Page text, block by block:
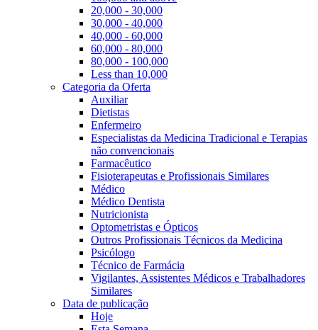
20,000 - 30,000
30,000 - 40,000
40,000 - 60,000
60,000 - 80,000
80,000 - 100,000
Less than 10,000
Categoria da Oferta
Auxiliar
Dietistas
Enfermeiro
Especialistas da Medicina Tradicional e Terapias
não convencionais
Farmacêutico
Fisioterapeutas e Profissionais Similares
Médico
Médico Dentista
Nutricionista
Optometristas e Ópticos
Outros Profissionais Técnicos da Medicina
Psicólogo
Técnico de Farmácia
Vigilantes, Assistentes Médicos e Trabalhadores
Similares
Data de publicação
Hoje